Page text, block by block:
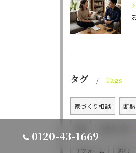
タグ Tags
家づくり相談 断熱
リフォーム 防犯
0120-43-1669